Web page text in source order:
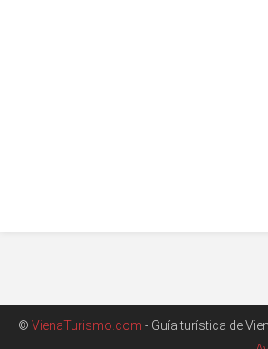
© VienaTurismo.com - Guía turística de